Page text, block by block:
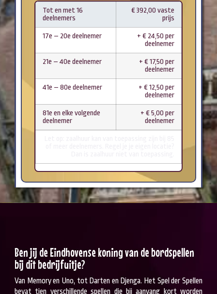
Tot en met 16
deelnemers
€ 392,00 vaste
prijs
17e – 20e deelnemer
+ € 24,50 per
deelnemer
21e – 40e deelnemer
+ € 17,50 per
deelnemer
41e – 80e deelnemer
+ € 12,50 per
deelnemer
81e en elke volgende
deelnemer
+ € 5,00 per
deelnemer
Ben jij de Eindhovense koning van de bordspellen
bij dit bedrijfuitje?
Van Memory en Uno, tot Darten en Djenga. Het Spel der Spellen
bevat tien verschillende spellen die bij aanvang kort worden